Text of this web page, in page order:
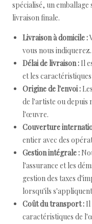
spécialisé, un emballage
livraison finale.
Livraison à domicile :
vous nous indiquerez.
Délai de livraison : Il
et les
Origine de l'envoi :
de l'artiste ou depuis
l'œuvre.
Couverture
entier avec des
Gestion intégrale :
l'assurance et les
gestion des taxes
lorsqu'ils
Coût du transport : Il
caractéristiques de